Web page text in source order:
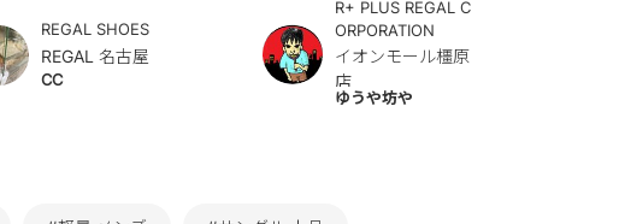
REGAL SHOES
REGAL 名古屋
CC
R+ PLUS REGAL C
ORPORATION
イオンモール橿原
店
ゆうや坊や